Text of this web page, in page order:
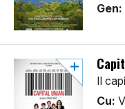
Gen:
Il
Cu: